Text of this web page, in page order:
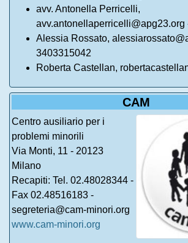
avv. Antonella Perricelli,
avv.antonellaperricelli@apg23.org
Alessia Rossato,
3403315042
Roberta Castellan,
CAM
Centro ausiliario per i
problemi minorili
Via Monti, 11 - 20123
Milano
Recapiti: Tel. 02.48028344 -
Fax 02.48516183 -
segreteria@cam-minori.org
www.cam-minori.org